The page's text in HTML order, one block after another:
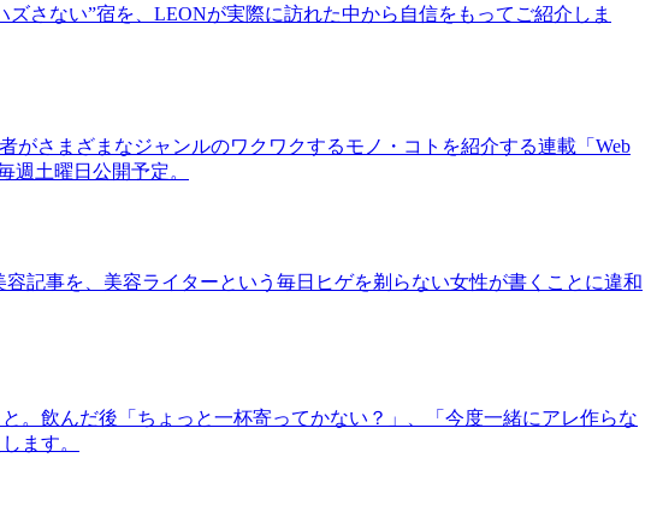
さない”宿を、LEONが実際に訪れた中から自信をもってご紹介しま
さまざまなジャンルのワクワクするモノ・コトを紹介する連載「Web
週土曜日公開予定。
記事を、美容ライターという毎日ヒゲを剃らない女性が書くことに違和
。飲んだ後「ちょっと一杯寄ってかない？」、「今度一緒にアレ作らな
ます。